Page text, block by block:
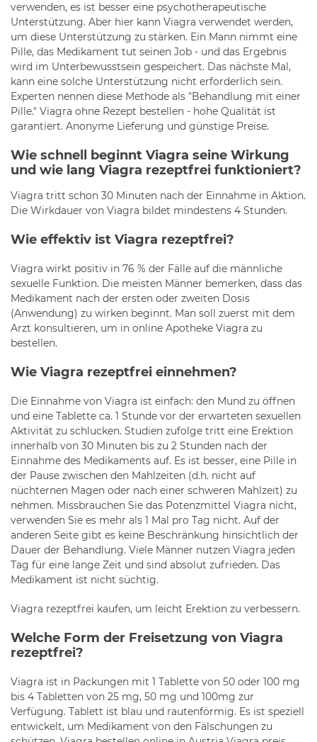
verwenden, es ist besser eine psychotherapeutische
Unterstützung. Aber hier kann Viagra verwendet werden,
um diese Unterstützung zu stärken. Ein Mann nimmt eine
Pille, das Medikament tut seinen Job - und das Ergebnis
wird im Unterbewusstsein gespeichert. Das nächste Mal,
kann eine solche Unterstützung nicht erforderlich sein.
Experten nennen diese Methode als "Behandlung mit einer
Pille." Viagra ohne Rezept bestellen - hohe Qualität ist
garantiert. Anonyme Lieferung und günstige Preise.
Wie schnell beginnt Viagra seine Wirkung
und wie lang Viagra rezeptfrei funktioniert?
Viagra tritt schon 30 Minuten nach der Einnahme in Aktion.
Die Wirkdauer von Viagra bildet mindestens 4 Stunden.
Wie effektiv ist Viagra rezeptfrei?
Viagra wirkt positiv in 76 % der Fälle auf die männliche
sexuelle Funktion. Die meisten Männer bemerken, dass das
Medikament nach der ersten oder zweiten Dosis
(Anwendung) zu wirken beginnt. Man soll zuerst mit dem
Arzt konsultieren, um in online Apotheke Viagra zu
bestellen.
Wie Viagra rezeptfrei einnehmen?
Die Einnahme von Viagra ist einfach: den Mund zu öffnen
und eine Tablette ca. 1 Stunde vor der erwarteten sexuellen
Aktivität zu schlucken. Studien zufolge tritt eine Erektion
innerhalb von 30 Minuten bis zu 2 Stunden nach der
Einnahme des Medikaments auf. Es ist besser, eine Pille in
der Pause zwischen den Mahlzeiten (d.h. nicht auf
nüchternen Magen oder nach einer schweren Mahlzeit) zu
nehmen. Missbrauchen Sie das Potenzmittel Viagra nicht,
verwenden Sie es mehr als 1 Mal pro Tag nicht. Auf der
anderen Seite gibt es keine Beschränkung hinsichtlich der
Dauer der Behandlung. Viele Männer nutzen Viagra jeden
Tag für eine lange Zeit und sind absolut zufrieden. Das
Medikament ist nicht süchtig.
Viagra rezeptfrei kaufen, um leicht Erektion zu verbessern.
Welche Form der Freisetzung von Viagra
rezeptfrei?
Viagra ist in Packungen mit 1 Tablette von 50 oder 100 mg
bis 4 Tabletten von 25 mg, 50 mg und 100mg zur
Verfügung. Tablett ist blau und rautenförmig. Es ist speziell
entwickelt, um Medikament von den Fälschungen zu